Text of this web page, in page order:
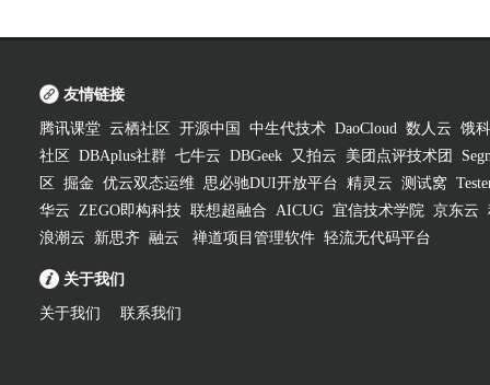
友情链接
腾讯课堂 云栖社区 开源中国 中生代技术 DaoCloud 数人云 饿
社区
DBAplus社群 七牛云 DBGeek 又拍云 美团点评技术团
区
掘金 优云双态运维 思必驰DUI开放平台 精灵云 测试窝
华云 ZEGO即构科技 联想超融合 AICUG 宜信技术学院 京东云
浪潮云
新思齐 融云 禅道项目管理软件 轻流无代码平台
关于我们
关于我们 联系我们